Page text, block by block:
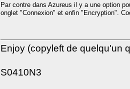
Par contre dans Azureus il y a une option
onglet "Connexion" et enfin "Encryption".
Enjoy (copyleft de quelqu'un
S0410N3